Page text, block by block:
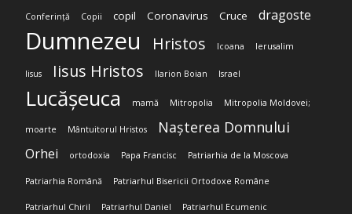
Conferință Copii copil Coronavirus Cruce dragoste
Dumnezeu Hristos Icoana Ierusalim
Iisus Iisus Hristos Ilarion Boian Israel
Lucășeuca mamă Mitropolia Mitropolia Moldovei;
moarte Mântuitorul Hristos Nașterea Domnului
Orhei ortodoxia Papa Francisc Patriarhia de la Moscova
Patriarhia Română Patriarhul Bisericii Ortodoxe Române
Patriarhul Chiril Patriarhul Daniel Patriarhul Ecumenic